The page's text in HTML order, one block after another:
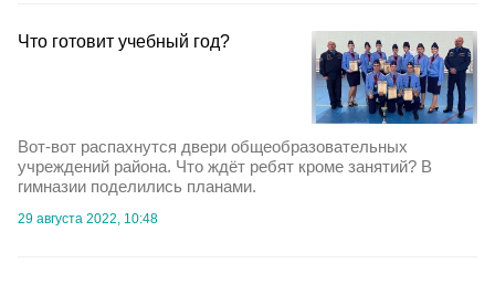
Что готовит учебный год?
Вот-вот распахнутся двери общеобразовательных
учреждений района. Что ждёт ребят кроме занятий? В
гимназии поделились планами.
29 августа 2022, 10:48